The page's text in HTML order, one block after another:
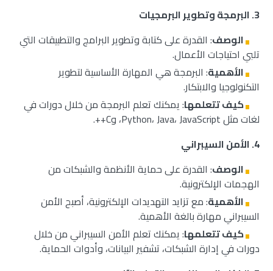
3. البرمجة وتطوير البرمجيات
الوصف: القدرة على كتابة وتطوير البرامج والتطبيقات التي
تلبي احتياجات الأعمال.
الأهمية: البرمجة هي المهارة الأساسية لتطوير
التكنولوجيا والابتكار.
كيف تتعلمها: يمكنك تعلم البرمجة من خلال دورات في
لغات مثل Python، Java، JavaScript، وC++.
4. الأمن السيبراني
الوصف: القدرة على حماية الأنظمة والشبكات من
الهجمات الإلكترونية.
الأهمية: مع تزايد التهديدات الإلكترونية، أصبح الأمن
السيبراني مهارة بالغة الأهمية.
كيف تتعلمها: يمكنك تعلم الأمن السيبراني من خلال
دورات في إدارة الشبكات، تشفير البيانات، وأدوات الحماية.